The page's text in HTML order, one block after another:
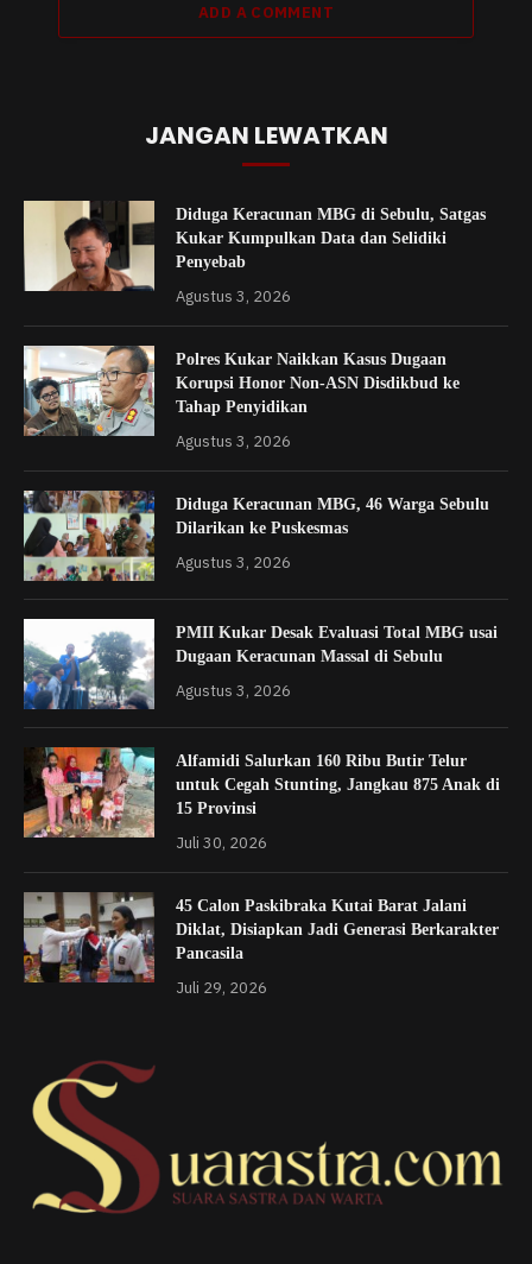
ADD A COMMENT
JANGAN LEWATKAN
Diduga Keracunan MBG di Sebulu, Satgas
Kukar Kumpulkan Data dan Selidiki
Penyebab
Agustus 3, 2026
Polres Kukar Naikkan Kasus Dugaan
Korupsi Honor Non-ASN Disdikbud ke
Tahap Penyidikan
Agustus 3, 2026
Diduga Keracunan MBG, 46 Warga Sebulu
Dilarikan ke Puskesmas
Agustus 3, 2026
PMII Kukar Desak Evaluasi Total MBG usai
Dugaan Keracunan Massal di Sebulu
Agustus 3, 2026
Alfamidi Salurkan 160 Ribu Butir Telur
untuk Cegah Stunting, Jangkau 875 Anak di
15 Provinsi
Juli 30, 2026
45 Calon Paskibraka Kutai Barat Jalani
Diklat, Disiapkan Jadi Generasi Berkarakter
Pancasila
Juli 29, 2026